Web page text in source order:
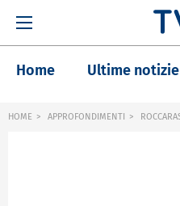
Home Ultime notizie
HOME APPROFONDIMENTI